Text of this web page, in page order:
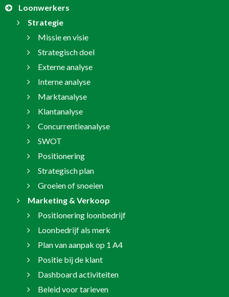
Loonwerkers
Strategie
Missie en visie
Strategisch doel
Externe analyse
Interne analyse
Marktanalyse
Klantanalyse
Concurrentieanalyse
SWOT
Positionering
Strategisch plan
Groeien of snoeien
Marketing & Verkoop
Positionering loonbedrijf
Loonbedrijf als merk
Plan van aanpak op 1 A4
Positie bij de klant
Dashboard activiteiten
Beleid voor tarieven